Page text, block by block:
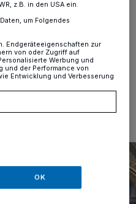
15. Februar, findet
Gottesdienst in der
z.B. in den USA ein.
um Folgendes
Endgeräteeigenschaften zur
von oder Zugriff auf
Werbung und
und der Performance von
Entwicklung und Verbesserung
OK